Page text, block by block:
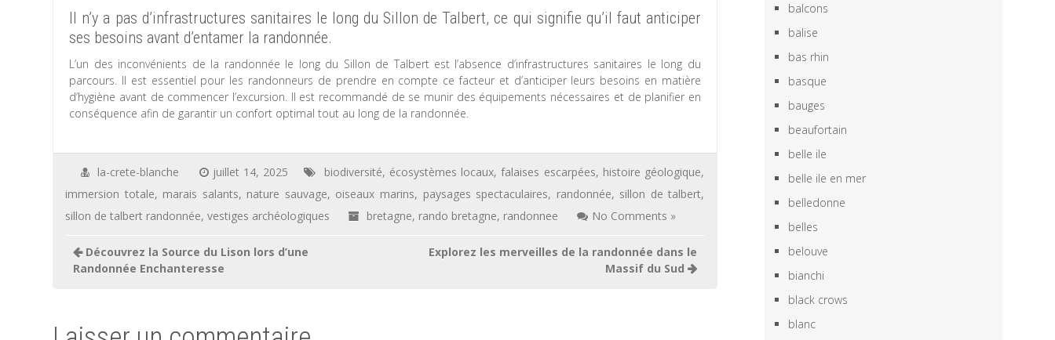
Il n’y a pas d’infrastructures sanitaires le long du Sillon de Talbert, ce qui signifie qu’il faut anticiper
ses besoins avant d’entamer la randonnée.
L’un des inconvénients de la randonnée le long du Sillon de Talbert est l’absence d’infrastructures sanitaires le long du
parcours. Il est essentiel pour les randonneurs de prendre en compte ce facteur et d’anticiper leurs besoins en matière
d’hygiène avant de commencer l’excursion. Il est recommandé de se munir des équipements nécessaires et de planifier en
conséquence afin de garantir un confort optimal tout au long de la randonnée.
la-crete-blanche juillet 14, 2025 biodiversité, écosystèmes locaux,falaises escarpées, histoire géologique,
immersion totale, marais salants, nature sauvage, oiseaux marins, paysages spectaculaires, randonnée, sillon de talbert,
sillon de talbert randonnée,vestiges archéologiques bretagne, rando bretagne, randonnee No Comments »
Navigation
de
Découvrez la Source du Lison lors d’une
Randonnée Enchanteresse
Explorez les merveilles de la randonnée dans le
Massif du Sud
balcons
balise
bas rhin
basque
bauges
beaufortain
belle ile
belle ile en mer
belledonne
belles
belouve
bianchi
black crows
blanc